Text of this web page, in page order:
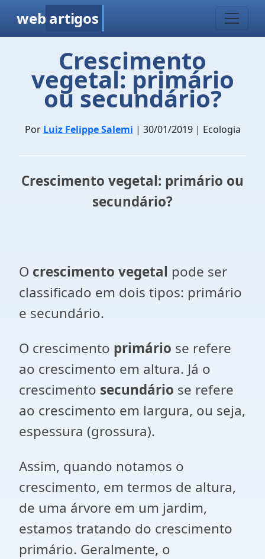
web artigos
Crescimento
vegetal: primário
ou secundário?
Por Luiz Felippe Salemi | 30/01/2019 | Ecologia
Crescimento vegetal: primário ou
secundário?
O crescimento vegetal pode ser
classificado em dois tipos: primário
e secundário.
O crescimento primário se refere
ao crescimento em altura. Já o
crescimento secundário se refere
ao crescimento em largura, ou seja,
espessura (grossura).
Assim, quando notamos o
crescimento, em termos de altura,
de uma árvore em um jardim,
estamos tratando do crescimento
primário. Geralmente, o